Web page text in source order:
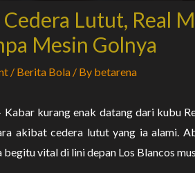
Lutut, Real
Mesin Golnya
/ Berita Bola / By betarena
Kabar kurang enak datang dari kubu
akibat cedera lutut yang ia alami.
begitu vital di lini depan Los Blancos